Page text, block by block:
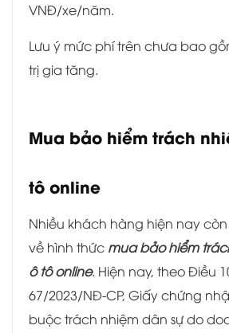
VNĐ/xe/năm.
Lưu ý mức phí trên chưa bao
trị gia tăng.
Mua bảo hiểm trách
tô online
Nhiều khách hàng hiện nay
về hình thức mua bảo hiểm
ô tô online. Hiện nay, theo Điều
67/2023/NĐ-CP, Giấy chứng
buộc trách nhiệm dân sự do